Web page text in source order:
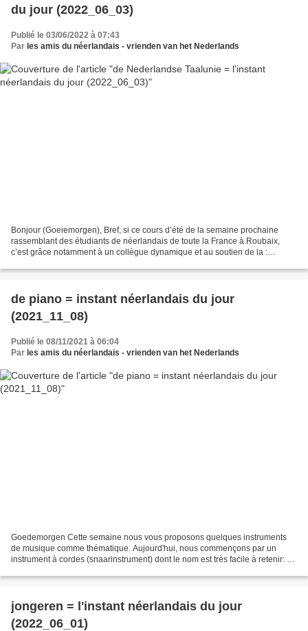
du jour (2022_06_03)
Publié le 03/06/2022 à 07:43
Par les amis du néerlandais - vrienden van het Nederlands
Bonjour (Goeiemorgen), Bref, si ce cours d’été de la semaine prochaine
rassemblant des étudiants de néerlandais de toute la France à Roubaix,
c’est grâce notamment à un collègue dynamique et au soutien de la :
de piano = instant néerlandais du jour
(2021_11_08)
Publié le 08/11/2021 à 06:04
Par les amis du néerlandais - vrienden van het Nederlands
Goedemorgen Cette semaine nous vous proposons quelques instruments
de musique comme thématique. Aujourd'hui, nous commençons par un
instrument à cordes (snaarinstrument) dont le nom est très facile à retenir: de
jongeren = l'instant néerlandais du jour
(2022_06_01)